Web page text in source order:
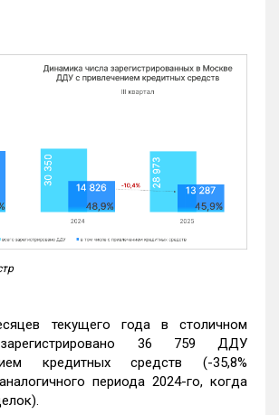
текущего года в столичном
зарегистрировано 36 759 ДДУ
кредитных средств (-35,8%
периода 2024-го, когда